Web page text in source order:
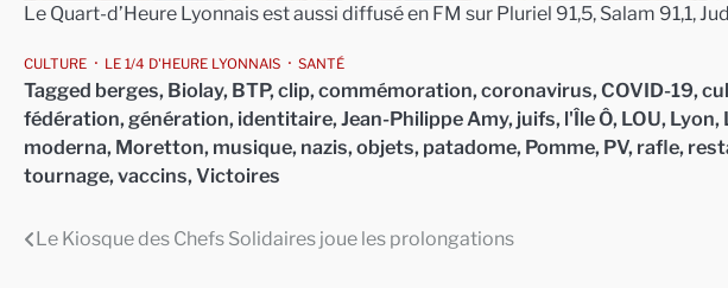
Le Quart-d’Heure Lyonnais est aussi diffusé en FM sur Pluriel 91,5, Salam 91,1,
CULTURE LE 1/4 D'HEURE LYONNAIS SANTÉ
Tagged berges, Biolay, BTP, clip, commémoration, coronavirus, COVID-19,
fédération, génération, identitaire, Jean-Philippe Amy, juifs, l'Île Ô, LOU, Lyon,
moderna, Moretton, musique, nazis, objets, patadome, Pomme, PV, rafle,
tournage, vaccins, Victoires
Navigation
Le Kiosque des Chefs Solidaires joue les prolongations